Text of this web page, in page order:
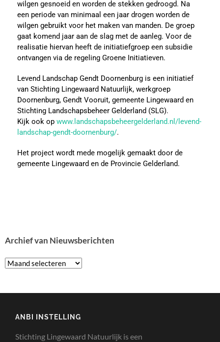
wilgen gesnoeid en worden de stekken gedroogd. Na
een periode van minimaal een jaar drogen worden de
wilgen gebruikt voor het maken van manden. De groep
gaat komend jaar aan de slag met de aanleg. Voor de
realisatie hiervan heeft de initiatiefgroep een subsidie
ontvangen via de regeling Groene Initiatieven.
Levend Landschap Gendt Doornenburg is een initiatief
van Stichting Lingewaard Natuurlijk, werkgroep
Doornenburg, Gendt Vooruit, gemeente Lingewaard en
Stichting Landschapsbeheer Gelderland (SLG).
Kijk ook op www.landschapsbeheergelderland.nl/levend-
landschap-gendt-doornenburg/.
Het project wordt mede mogelijk gemaakt door de
gemeente Lingewaard en de Provincie Gelderland.
Archief van Nieuwsberichten
ANBI INSTELLING
Stichting Lingewaard Natuurlijk is een